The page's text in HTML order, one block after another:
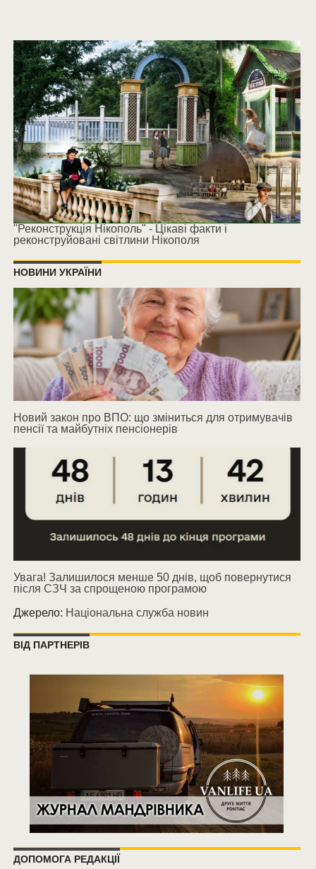
"Реконструкція Нікополь" - Цікаві факти і
реконструйовані світлини Нікополя
НОВИНИ УКРАЇНИ
Новий закон про ВПО: що зміниться для отримувачів
пенсії та майбутніх пенсіонерів
Увага! Залишилося менше 50 днів, щоб повернутися
після СЗЧ за спрощеною програмою
Джерело: Національна служба новин
ВІД ПАРТНЕРІВ
ДОПОМОГА РЕДАКЦІЇ